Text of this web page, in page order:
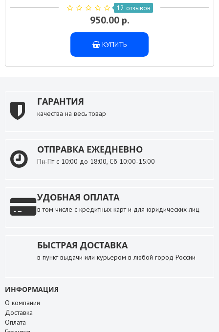
12 отзывов
950.00 р.
КУПИТЬ
ГАРАНТИЯ
качества на весь товар
ОТПРАВКА ЕЖЕДНЕВНО
Пн-Пт с 10:00 до 18:00, Сб 10:00-15:00
УДОБНАЯ ОПЛАТА
в том числе с кредитных карт и для юридических лиц
БЫСТРАЯ ДОСТАВКА
в пункт выдачи или курьером в любой город России
ИНФОРМАЦИЯ
О компании
Доставка
Оплата